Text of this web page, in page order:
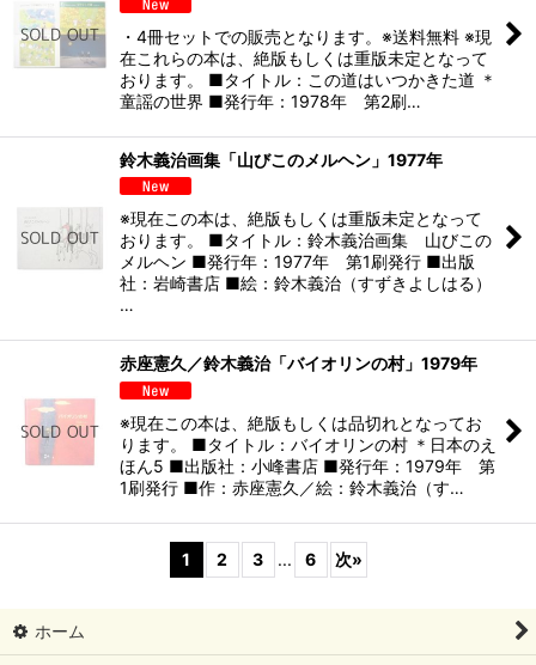
・4冊セットでの販売となります。※送料無料 ※現
在これらの本は、絶版もしくは重版未定となって
おります。 ■タイトル：この道はいつかきた道 ＊
童謡の世界 ■発行年：1978年 第2刷…
鈴木義治画集「山びこのメルヘン」1977年
※現在この本は、絶版もしくは重版未定となって
おります。 ■タイトル：鈴木義治画集 山びこの
メルヘン ■発行年：1977年 第1刷発行 ■出版
社：岩崎書店 ■絵：鈴木義治（すずきよしはる）
…
赤座憲久／鈴木義治「バイオリンの村」1979年
※現在この本は、絶版もしくは品切れとなってお
ります。 ■タイトル：バイオリンの村 ＊日本のえ
ほん5 ■出版社：小峰書店 ■発行年：1979年 第
1刷発行 ■作：赤座憲久／絵：鈴木義治（す…
1 2 3 ... 6 次»
ホーム